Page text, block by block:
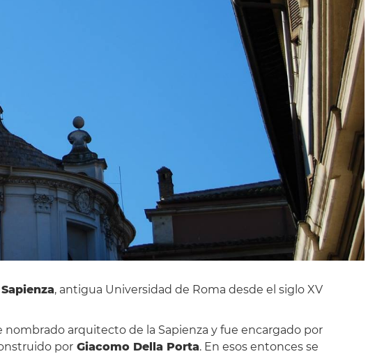
, antigua Universidad de Roma desde el siglo XV
nombrado arquitecto de la Sapienza y fue encargado por
porGiacomo Della Porta. En esos entonces se